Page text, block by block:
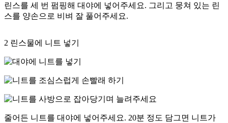
린스를 세 번 펌핑해 대야에 넣어주세요. 그리고 뭉쳐 있는 린
스를 양손으로 비벼 잘 풀어주세요.
2 린스물에 니트 넣기
줄어든 니트를 대야에 넣어주세요. 20분 정도 담그면 니트가